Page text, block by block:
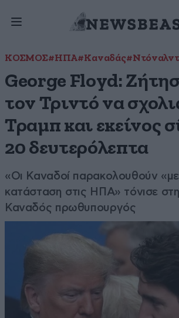
ΚΟΣΜΟΣ#ΗΠΑ#Καναδάς
George Floyd:
τον Τριντό να
Τραμπ και εκείνος
20 δευτερόλεπτα
«Οι Καναδοί παρακολουθούν
κατάσταση στις ΗΠΑ» τόνισε
Καναδός πρωθυπουργός